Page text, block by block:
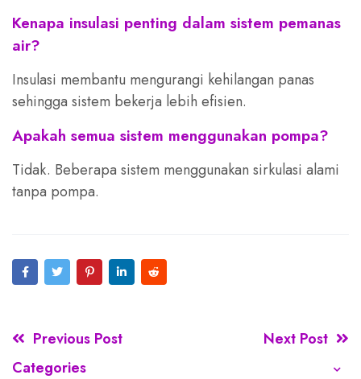
Kenapa insulasi penting dalam sistem pemanas
air?
Insulasi membantu mengurangi kehilangan panas
sehingga sistem bekerja lebih efisien.
Apakah semua sistem menggunakan pompa?
Tidak. Beberapa sistem menggunakan sirkulasi alami
tanpa pompa.
Previous Post
Next Post
Categories